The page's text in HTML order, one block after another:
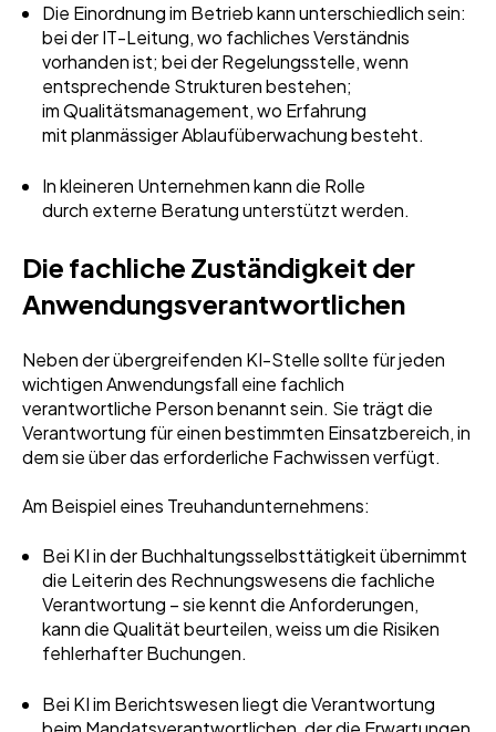
Die Einordnung im Betrieb kann unterschiedlich sein:
bei der IT-Leitung, wo fachliches Verständnis
vorhanden ist; bei der Regelungsstelle, wenn
entsprechende Strukturen bestehen;
im Qualitätsmanagement, wo Erfahrung
mit planmässiger Ablaufüberwachung besteht.
In kleineren Unternehmen kann die Rolle
durch externe Beratung unterstützt werden.
Die fachliche Zuständigkeit der
Anwendungsverantwortlichen
Neben der übergreifenden KI-Stelle sollte für jeden
wichtigen Anwendungsfall eine fachlich
verantwortliche Person benannt sein. Sie trägt die
Verantwortung für einen bestimmten Einsatzbereich, in
dem sie über das erforderliche Fachwissen verfügt.
Am Beispiel eines Treuhandunternehmens:
Bei KI in der Buchhaltungsselbsttätigkeit übernimmt
die Leiterin des Rechnungswesens die fachliche
Verantwortung – sie kennt die Anforderungen,
kann die Qualität beurteilen, weiss um die Risiken
fehlerhafter Buchungen.
Bei KI im Berichtswesen liegt die Verantwortung